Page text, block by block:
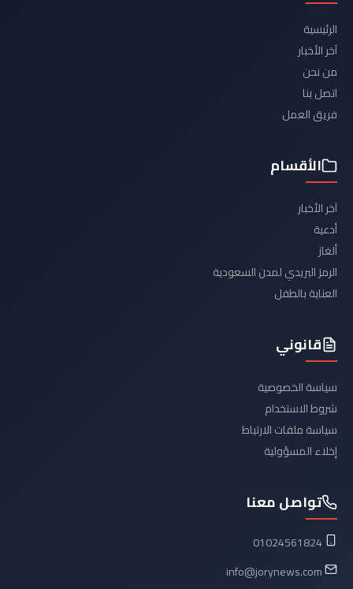
الرئيسية
آخر الأخبار
من نحن
اتصل بنا
فريق العمل
الأقسام
آخر الأخبار
أدعية
ألغاز
الرمز البريدي لمدن السعودية
العناية بالطفل
قانوني
سياسة الخصوصية
شروط الاستخدام
سياسة ملفات الارتباط
إخلاء المسؤولية
تواصل معنا
01024561824
info@jorynews.com